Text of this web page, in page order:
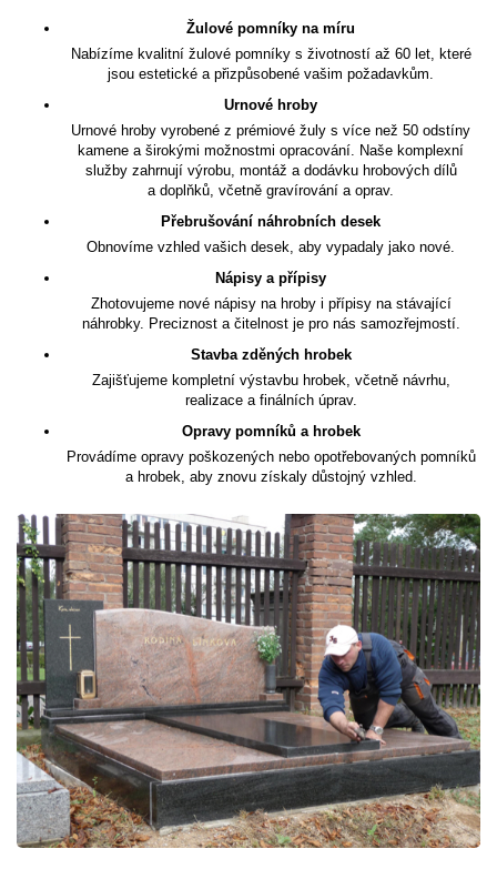
Žulové pomníky na míru
Nabízíme kvalitní žulové pomníky s životností až 60 let, které
jsou estetické a přizpůsobené vašim požadavkům.
Urnové hroby
Urnové hroby vyrobené z prémiové žuly s více než 50 odstíny
kamene a širokými možnostmi opracování. Naše komplexní
služby zahrnují výrobu, montáž a dodávku hrobových dílů
a doplňků, včetně gravírování a oprav.
Přebrušování náhrobních desek
Obnovíme vzhled vašich desek, aby vypadaly jako nové.
Nápisy a přípisy
Zhotovujeme nové nápisy na hroby i přípisy na stávající
náhrobky. Preciznost a čitelnost je pro nás samozřejmostí.
Stavba zděných hrobek
Zajišťujeme kompletní výstavbu hrobek, včetně návrhu,
realizace a finálních úprav.
Opravy pomníků a hrobek
Provádíme opravy poškozených nebo opotřebovaných pomníků
a hrobek, aby znovu získaly důstojný vzhled.